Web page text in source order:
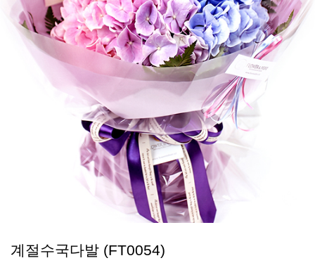
계절수국다발 (FT0054)